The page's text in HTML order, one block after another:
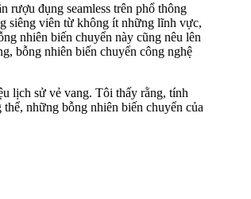
rượu đụng seamless trên phổ thông
siêng viên từ không ít những lĩnh vực,
nhiên biến chuyển này cũng nêu lên
bỗng nhiên biến chuyển công nghệ
lịch sử vẻ vang. Tôi thấy rằng, tính
những bỗng nhiên biến chuyển của